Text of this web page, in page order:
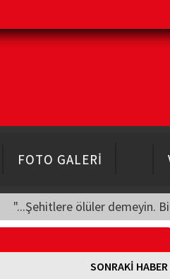
FOTO GALERİ
"...Şehitlere ölüler demeyin.
SONRAKİ HABER